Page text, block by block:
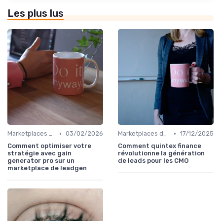
Les plus lus
Marketplaces de leadgen • 03/02/2026
Comment optimiser votre
stratégie avec gain
generator pro sur un
marketplace de leadgen
Marketplaces de leadgen • 17/12/2025
Comment quintex finance
révolutionne la génération
de leads pour les CMO